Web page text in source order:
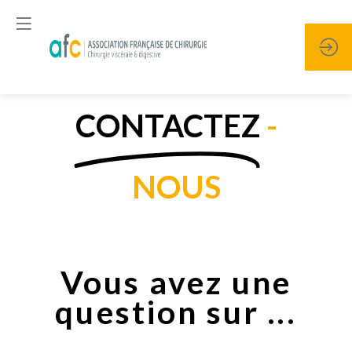
CONTACTEZ -
NOUS
Vous avez une
question sur ...